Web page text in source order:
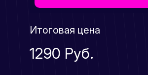
Итоговая цена
1290 Руб.